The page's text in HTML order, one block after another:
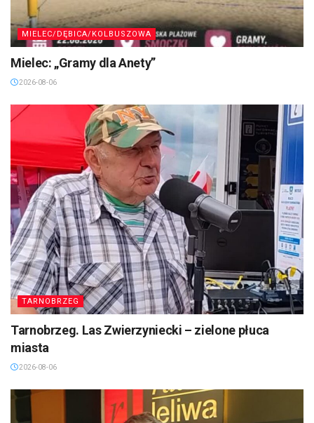
MIELEC/DĘBICA/KOLBUSZOWA
Mielec: „Gramy dla Anety”
2026-08-06
TARNOBRZEG
Tarnobrzeg. Las Zwierzyniecki – zielone płuca
miasta
2026-08-06